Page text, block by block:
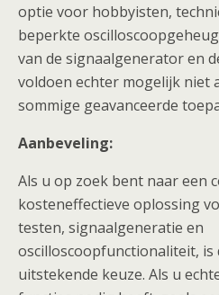
optie voor hobbyisten,
beperkte
van de signaalgenerator en
voldoen echter mogelijk niet
sommige geavanceerde
Aanbeveling:
Als u op zoek bent naar een
kosteneffectieve oplossing
testen, signaalgeneratie en
oscilloscoopfunctionaliteit, is
uitstekende keuze. Als u